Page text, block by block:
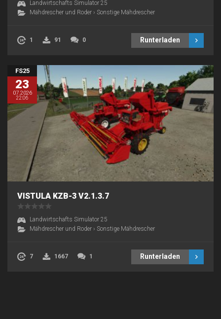
Landwirtschafts Simulator 25
Mähdrescher und Roder › Sonstige Mähdrescher
1 91 0 Runterladen
FS25
23
07.2026
22:06
VISTULA KZB-3 V2.1.3.7
Landwirtschafts Simulator 25
Mähdrescher und Roder › Sonstige Mähdrescher
7 1667 1 Runterladen